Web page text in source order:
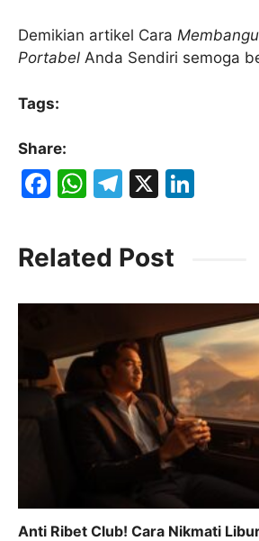
Demikian artikel Cara
Portabel Anda Sendiri semoga
Tags:
Share:
F
c
e
b
o
k
W
at
s
A
p
T
e
gr
a
X
dI
n
Related Post
Anti Ribet Club! Cara Nikmati